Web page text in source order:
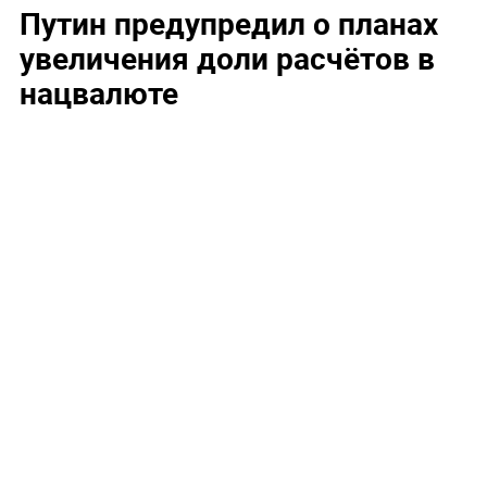
Путин предупредил о планах
увеличения доли расчётов в
нацвалюте